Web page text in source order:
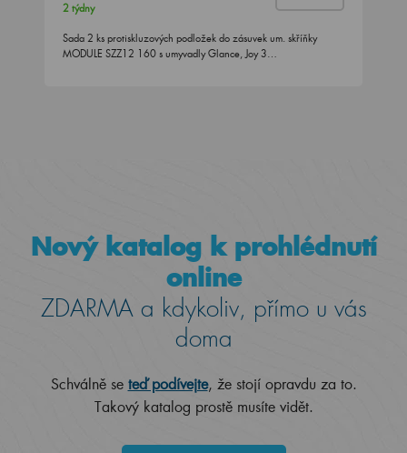
2 týdny
Sada 2 ks protiskluzových podložek do zásuvek um. skříňky
MODULE SZZ12 160 s umyvadly Glance, Joy 3…
Nový katalog k prohlédnutí
online
ZDARMA a kdykoliv, přímo u vás
doma
Schválně se teď podívejte, že stojí opravdu za to.
Takový katalog prostě musíte vidět.